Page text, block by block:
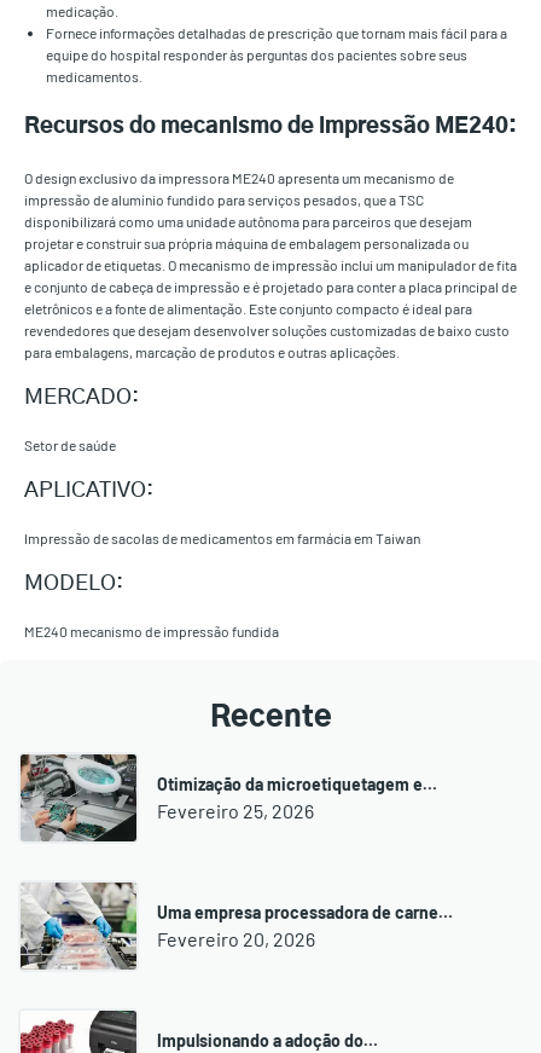
medicação.
Fornece informações detalhadas de prescrição que tornam mais fácil para a
equipe do hospital responder às perguntas dos pacientes sobre seus
medicamentos.
Recursos do mecanismo de impressão ME240:
O design exclusivo da impressora ME240 apresenta um mecanismo de
impressão de alumínio fundido para serviços pesados, que a TSC
disponibilizará como uma unidade autônoma para parceiros que desejam
projetar e construir sua própria máquina de embalagem personalizada ou
aplicador de etiquetas. O mecanismo de impressão inclui um manipulador de fita
e conjunto de cabeça de impressão e é projetado para conter a placa principal de
eletrônicos e a fonte de alimentação. Este conjunto compacto é ideal para
revendedores que desejam desenvolver soluções customizadas de baixo custo
para embalagens, marcação de produtos e outras aplicações.
MERCADO:
Setor de saúde
APLICATIVO:
Impressão de sacolas de medicamentos em farmácia em Taiwan
MODELO:
ME240 mecanismo de impressão fundida
Recente
Otimização da microetiquetagem e…
Fevereiro 25, 2026
Uma empresa processadora de carne…
Fevereiro 20, 2026
Impulsionando a adoção do…